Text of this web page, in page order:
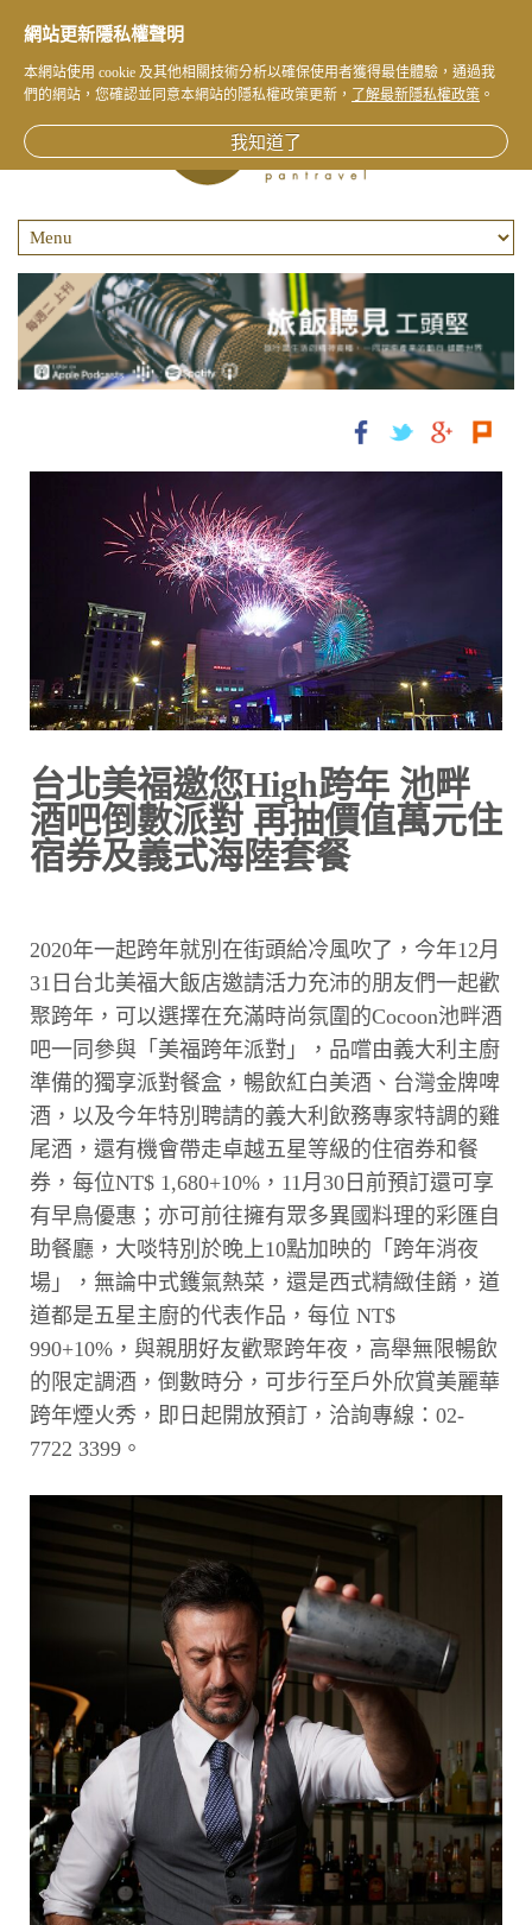
台北美福邀您High跨年 池畔
酒吧倒數派對 再抽價值萬元住
宿券及義式海陸套餐
2020年一起跨年就別在街頭給冷風吹了，今年12月
31日台北美福大飯店邀請活力充沛的朋友們一起歡
聚跨年，可以選擇在充滿時尚氛圍的Cocoon池畔酒
吧一同參與「美福跨年派對」，品嚐由義大利主廚
準備的獨享派對餐盒，暢飲紅白美酒、台灣金牌啤
酒，以及今年特別聘請的義大利飲務專家特調的雞
尾酒，還有機會帶走卓越五星等級的住宿券和餐
券，每位NT$ 1,680+10%，11月30日前預訂還可享
有早鳥優惠；亦可前往擁有眾多異國料理的彩匯自
助餐廳，大啖特別於晚上10點加映的「跨年消夜
場」，無論中式鑊氣熱菜，還是西式精緻佳餚，道
道都是五星主廚的代表作品，每位 NT$
990+10%，與親朋好友歡聚跨年夜，高舉無限暢飲
的限定調酒，倒數時分，可步行至戶外欣賞美麗華
跨年煙火秀，即日起開放預訂，洽詢專線：02-
7722 3399。
網站更新隱私權聲明
本網站使用 cookie 及其他相關技術分析以確保使用者獲得最佳體驗，通過我
們的網站，您確認並同意本網站的隱私權政策更新，
了解最新隱私權政策 。
我知道了